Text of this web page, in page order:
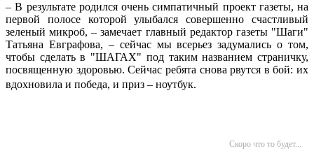
– В результате родился очень симпатичный проект газеты, на
первой полосе которой улыбался совершенно счастливый
зеленый микроб, – замечает главный редактор газеты "Шаги"
Татьяна Евграфова, – сейчас мы всерьез задумались о том,
чтобы сделать в "ШАГАХ" под таким названием страничку,
посвященную здоровью. Сейчас ребята снова рвутся в бой: их
вдохновила и победа, и приз – ноутбук.
Скоро что то будет...